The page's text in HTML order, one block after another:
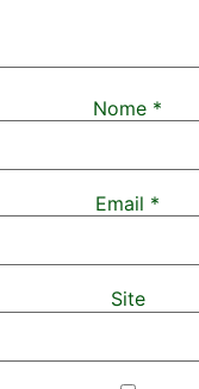
Nome *
Email *
Site